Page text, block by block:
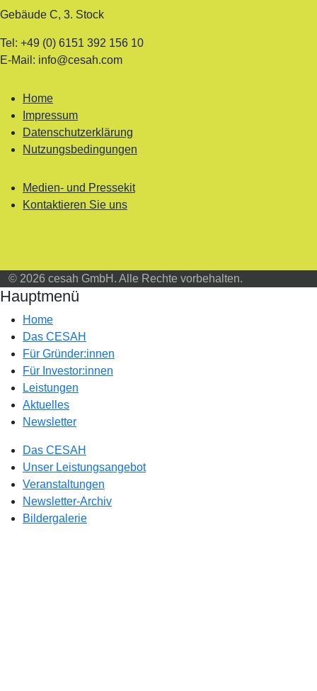
Gebäude C, 3. Stock
Tel: +49 (0) 6151 392 156 10
E-Mail: info@cesah.com
Home
Impressum
Datenschutzerklärung
Nutzungsbedingungen
Medien- und Pressekit
Kontaktieren Sie uns
© 2026 cesah GmbH. Alle Rechte vorbehalten.
Hauptmenü
Home
Das CESAH
Für Gründer:innen
Für Investor:innen
Leistungen
Aktuelles
Newsletter
Das CESAH
Unser Leistungsangebot
Veranstaltungen
Newsletter-Archiv
Bildergalerie